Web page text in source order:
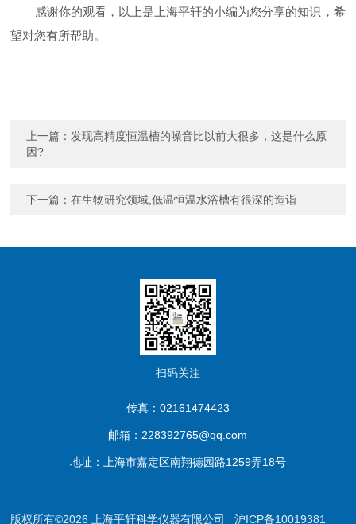
感谢你的观看，以上是上海平轩的小编为您分享的知识，希
望对您有所帮助。
上一篇： 发现高精度恒温槽的噪音比以前大很多，这是什么原
因?
下一篇：在生物研究领域,低温恒温水浴槽有很深的造诣
扫码关注
传真：02161474423
邮箱：228392765@qq.com
地址：上海市嘉定区南翔德园路1259弄18号
版权所有©2026 上海平轩科学仪器有限公司沪ICP备10019381